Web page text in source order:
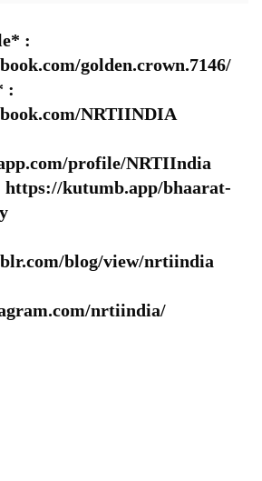
:
golden.crown.7146/
:
NRTIINDIA
profile/NRTIIndia
https://kutumb.app/bhaarat-
blog/view/nrtiindia
nrtiindia/